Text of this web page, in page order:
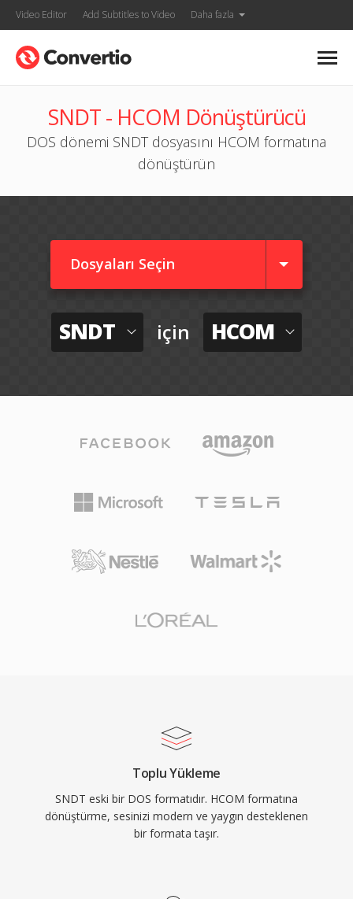
Video Editor Add Subtitles to Video Daha fazla
SNDT - HCOM Dönüştürücü
DOS dönemi SNDT dosyasını HCOM formatına
dönüştürün
Dosyaları Seçin
SNDT için HCOM
Toplu Yükleme
SNDT eski bir DOS formatıdır. HCOM formatına
dönüştürme, sesinizi modern ve yaygın desteklenen
bir formata taşır.